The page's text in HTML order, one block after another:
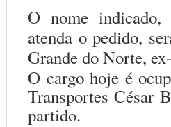
O nome indicado,
atenda o pedido,
Grande do Norte,
O cargo hoje é
Transportes César
partido.